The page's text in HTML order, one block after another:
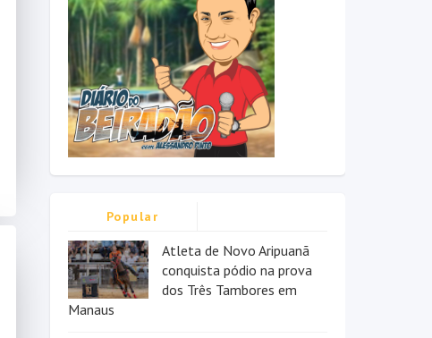
Popular
Atleta de Novo Aripuanã
conquista pódio na prova
dos Três Tambores em
Manaus